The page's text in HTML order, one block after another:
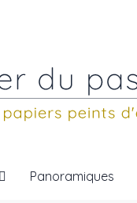
Panoramiques